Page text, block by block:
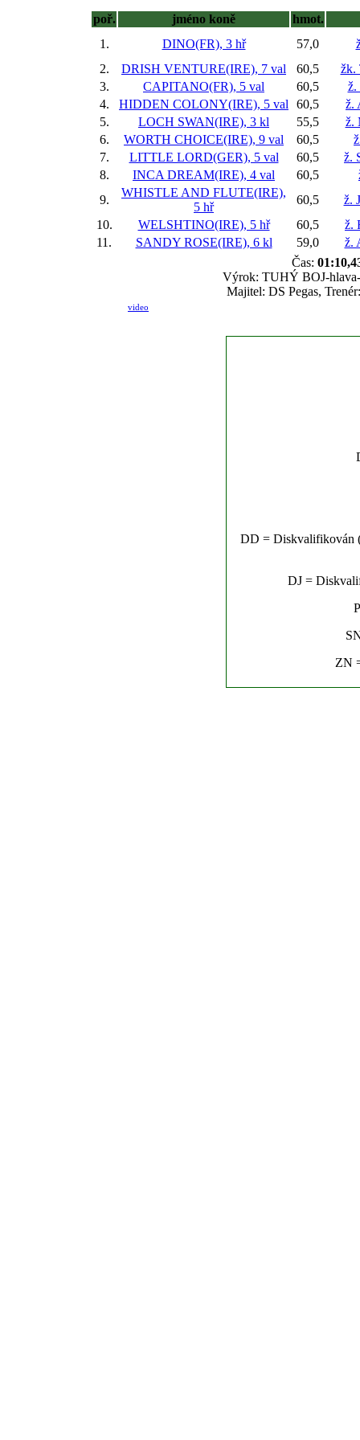
poř. jméno koně
hmot.
1.
DINO(FR), 3 hř 57,0
2.
DRISH VENTURE(IRE), 7 val 60,5
žk.
3.
CAPITANO(FR), 5 val 60,5
ž.
4.
HIDDEN COLONY(IRE), 5 val 60,5
ž.
5.
LOCH SWAN(IRE), 3 kl 55,5
ž.
6.
WORTH CHOICE(IRE), 9 val 60,5
7.
LITTLE LORD(GER), 5 val 60,5
ž.
8.
INCA DREAM(IRE), 4 val 60,5
9.
WHISTLE AND FLUTE(IRE),
5 hř
60,5
ž.
10.
WELSHTINO(IRE), 5 hř 60,5
ž.
11.
SANDY ROSE(IRE), 6 kl 59,0
ž.
Čas:
Výrok: TUHÝ BOJ-hlava-
Majitel: DS Pegas,
video
DD = Diskvalifikován
DJ =
ZN